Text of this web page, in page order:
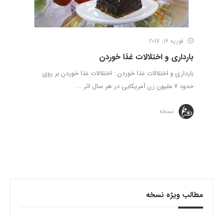
فوریه 16, 2017
بارداری و اختلالات غذا خوردن
بارداری و اختلالات غذا خوردن : اختلالات غذا خوردن بر روی
حدود 7 ملیون زن آمریکایی در هر سال اثر ...
نسخه
مطالب ویژه نسخه